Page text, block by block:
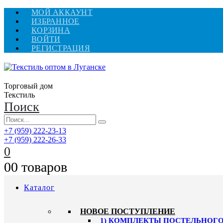
МОЙ АККАУНТ
ИЗБРАННОЕ
КОРЗИНА
ВОЙТИ
РЕГИСТРАЦИЯ
Торговый дом
Текстиль
Поиск
+7 (959) 222-23-13
+7 (959) 222-26-33
0
00 товаров
Каталог
HОВОЕ ПОСТУПЛЕНИЕ
1) КОМПЛЕКТЫ ПОСТЕЛЬНОГО